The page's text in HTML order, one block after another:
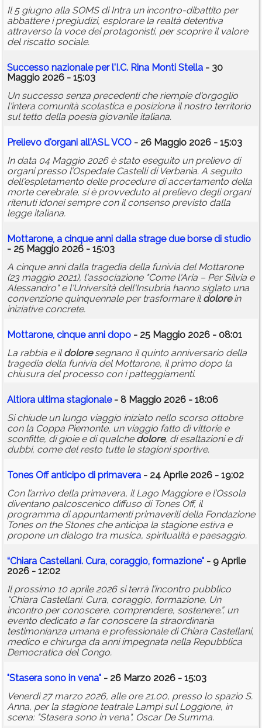
Il 5 giugno alla SOMS di Intra un incontro-dibattito per
abbattere i pregiudizi, esplorare la realtà detentiva
attraverso la voce dei protagonisti, per scoprire il valore
del riscatto sociale.
Successo nazionale per l'I.C. Rina Monti Stella - 30
Maggio 2026 - 15:03
Un successo senza precedenti che riempie d'orgoglio
l'intera comunità scolastica e posiziona il nostro territorio
sul tetto della poesia giovanile italiana.
Prelievo d'organi all'ASL VCO - 26 Maggio 2026 - 15:03
In data 04 Maggio 2026 è stato eseguito un prelievo di
organi presso l’Ospedale Castelli di Verbania. A seguito
dell'espletamento delle procedure di accertamento della
morte cerebrale, si è provveduto al prelievo degli organi
ritenuti idonei sempre con il consenso previsto dalla
legge italiana.
Mottarone, a cinque anni dalla strage due borse di studio
- 25 Maggio 2026 - 15:03
A cinque anni dalla tragedia della funivia del Mottarone
(23 maggio 2021), l'associazione "Come l'Aria – Per Silvia e
Alessandro" e l'Università dell'Insubria hanno siglato una
convenzione quinquennale per trasformare ildolorein
iniziative concrete.
Mottarone, cinque anni dopo - 25 Maggio 2026 - 08:01
La rabbia e ildoloresegnano il quinto anniversario della
tragedia della funivia del Mottarone, il primo dopo la
chiusura del processo con i patteggiamenti.
Altiora ultima stagionale- 8 Maggio 2026 - 18:06
Si chiude un lungo viaggio iniziato nello scorso ottobre
con la Coppa Piemonte, un viaggio fatto di vittorie e
sconfitte, di gioie e di qualche dolore, di esaltazioni e di
dubbi, come del resto tutte le stagioni sportive.
Tones Off anticipo di primavera - 24 Aprile 2026 - 19:02
Con l’arrivo della primavera, il Lago Maggiore e l’Ossola
diventano palcoscenico diffuso di Tones Off, il
programma di appuntamenti primaverili della Fondazione
Tones on the Stones che anticipa la stagione estiva e
propone un dialogo tra musica, spiritualità e paesaggio.
“Chiara Castellani. Cura, coraggio, formazione" - 9 Aprile
2026 - 12:02
Il prossimo 10 aprile 2026 si terrà l’incontro pubblico
“Chiara Castellani. Cura, coraggio, formazione, Un
incontro per conoscere, comprendere, sostenere.”, un
evento dedicato a far conoscere la straordinaria
testimonianza umana e professionale di Chiara Castellani,
medico e chirurga da anni impegnata nella Repubblica
Democratica del Congo.
"Stasera sono in vena" - 26 Marzo 2026 - 15:03
Venerdì 27 marzo 2026, alle ore 21.00, presso lo spazio S.
Anna, per la stagione teatrale Lampi sul Loggione, in
scena: "Stasera sono in vena", Oscar De Summa.